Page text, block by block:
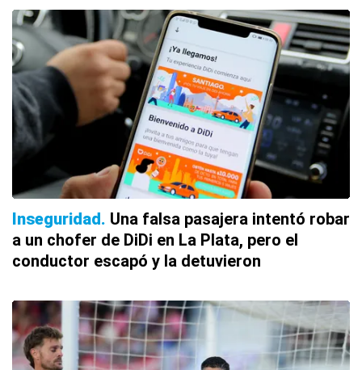
Inseguridad Una falsa pasajera intentó robar
a un chofer de DiDi en La Plata, pero el
conductor escapó y la detuvieron